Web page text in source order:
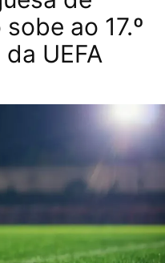
ao 17.º
UEFA